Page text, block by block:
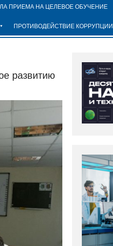
ПРИЕМА НА ЦЕЛЕВОЕ ОБУЧЕНИЕ
ПРОТИВОДЕЙСТВИЕ КОРРУПЦИИ
развитию